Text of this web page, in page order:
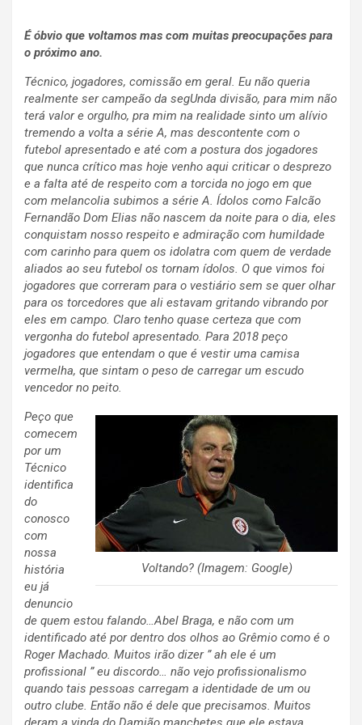
É óbvio que voltamos mas com muitas preocupações para
o próximo ano.
Técnico, jogadores, comissão em geral. Eu não queria
realmente ser campeão da segUnda divisão, para mim não
terá valor e orgulho, pra mim na realidade sinto um alívio
tremendo a volta a série A, mas descontente com o
futebol apresentado e até com a postura dos jogadores
que nunca crítico mas hoje venho aqui criticar o desprezo
e a falta até de respeito com a torcida no jogo em que
com melancolia subimos a série A. Ídolos como Falcão
Fernandão Dom Elias não nascem da noite para o dia, eles
conquistam nosso respeito e admiração com humildade
com carinho para quem os idolatra com quem de verdade
aliados ao seu futebol os tornam ídolos. O que vimos foi
jogadores que correram para o vestiário sem se quer olhar
para os torcedores que ali estavam gritando vibrando por
eles em campo. Claro tenho quase certeza que com
vergonha do futebol apresentado. Para 2018 peço
jogadores que entendam o que é vestir uma camisa
vermelha, que sintam o peso de carregar um escudo
vencedor no peito.
Voltando? (Imagem: Google)
Peço que
comecem
por um
Técnico
identifica
do
conosco
com
nossa
história
eu já
denuncio
de quem estou falando…Abel Braga, e não com um
identificado até por dentro dos olhos ao Grêmio como é o
Roger Machado. Muitos irão dizer ” ah ele é um
profissional ” eu discordo… não vejo profissionalismo
quando tais pessoas carregam a identidade de um ou
outro clube. Então não é dele que precisamos. Muitos